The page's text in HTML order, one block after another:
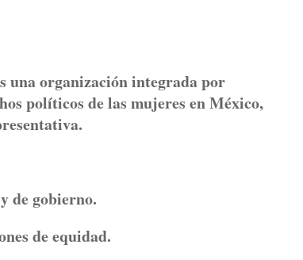
una organización integrada por
políticos de las mujeres en México,
de gobierno.
de equidad.